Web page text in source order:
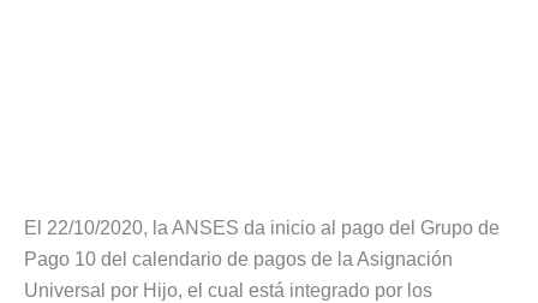
El 22/10/2020, la ANSES da inicio al pago del Grupo de
Pago 10 del calendario de pagos de la Asignación
Universal por Hijo, el cual está integrado por los